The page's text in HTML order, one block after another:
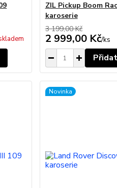
ZIL Pickup Boom
karoserie
3 199,00 Kč
2 999,00 Kč/ks
Novinka